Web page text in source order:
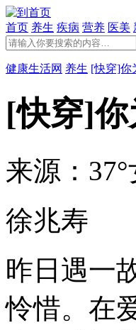
首页 养生 疾病 营养 医美
健康生活网 养生 [快穿]你
[快穿]
来源：37°
徐兆寿
昨日遇一
怜惜。在